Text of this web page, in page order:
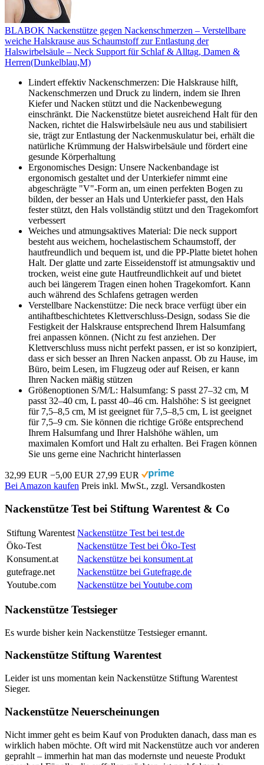
BLABOK Nackenstütze gegen Nackenschmerzen – Verstellbare
weiche Halskrause aus Schaumstoff zur Entlastung der
Halswirbelsäule – Neck Support für Schlaf & Alltag, Damen &
Herren(Dunkelblau,M)
Lindert effektiv Nackenschmerzen: Die Halskrause hilft,
Nackenschmerzen und Druck zu lindern, indem sie Ihren
Kiefer und Nacken stützt und die Nackenbewegung
einschränkt. Die Nackenstütze bietet ausreichend Halt für den
Nacken, richtet die Halswirbelsäule neu aus und stabilisiert
sie, trägt zur Entlastung der Nackenmuskulatur bei, erhält die
natürliche Krümmung der Halswirbelsäule und fördert eine
gesunde Körperhaltung
Ergonomisches Design: Unsere Nackenbandage ist
ergonomisch gestaltet und der Unterkiefer nimmt eine
abgeschrägte "V"-Form an, um einen perfekten Bogen zu
bilden, der besser an Hals und Unterkiefer passt, den Hals
fester stützt, den Hals vollständig stützt und den Tragekomfort
verbessert
Weiches und atmungsaktives Material: Die neck support
besteht aus weichem, hochelastischem Schaumstoff, der
hautfreundlich und bequem ist, und die PP-Platte bietet hohen
Halt. Der glatte und zarte Eisseidenstoff ist atmungsaktiv und
trocken, weist eine gute Hautfreundlichkeit auf und bietet
auch bei längerem Tragen einen hohen Tragekomfort. Kann
auch während des Schlafens getragen werden
Verstellbare Nackenstütze: Die neck brace verfügt über ein
antihaftbeschichtetes Klettverschluss-Design, sodass Sie die
Festigkeit der Halskrause entsprechend Ihrem Halsumfang
frei anpassen können. (Nicht zu fest anziehen. Der
Klettverschluss muss nicht perfekt passen, er ist so konzipiert,
dass er sich besser an Ihren Nacken anpasst. Ob zu Hause, im
Büro, beim Lesen, im Flugzeug oder auf Reisen, er kann
Ihren Nacken mäßig stützen
Größenoptionen S/M/L: Halsumfang: S passt 27–32 cm, M
passt 32–40 cm, L passt 40–46 cm. Halshöhe: S ist geeignet
für 7,5–8,5 cm, M ist geeignet für 7,5–8,5 cm, L ist geeignet
für 7,5–9 cm. Sie können die richtige Größe entsprechend
Ihrem Halsumfang und Ihrer Halshöhe wählen, um
maximalen Komfort und Halt zu erhalten. Bei Fragen können
Sie uns gerne eine Nachricht hinterlassen
32,99 EUR −5,00 EUR 27,99 EUR
Bei Amazon kaufen Preis inkl. MwSt., zzgl. Versandkosten
Nackenstütze Test bei Stiftung Warentest & Co
Stiftung Warentest Nackenstütze Test bei test.de
Öko-Test
Nackenstütze Test bei Öko-Test
Konsument.at
Nackenstütze bei konsument.at
gutefrage.net
Nackenstütze bei Gutefrage.de
Youtube.com
Nackenstütze bei Youtube.com
Nackenstütze Testsieger
Es wurde bisher kein Nackenstütze Testsieger ernannt.
Nackenstütze Stiftung Warentest
Leider ist uns momentan kein Nackenstütze Stiftung Warentest
Sieger.
Nackenstütze Neuerscheinungen
Nicht immer geht es beim Kauf von Produkten danach, dass man es
wirklich haben möchte. Oft wird mit Nackenstütze auch vor anderen
geprahlt – immerhin hat man das modernste und neueste Produkt